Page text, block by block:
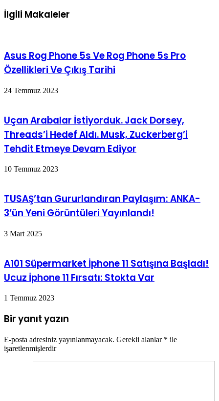
İlgili Makaleler
Asus Rog Phone 5s Ve Rog Phone 5s Pro
Özellikleri Ve Çıkış Tarihi
24 Temmuz 2023
Uçan Arabalar İstiyorduk. Jack Dorsey,
Threads’i Hedef Aldı. Musk, Zuckerberg’i
Tehdit Etmeye Devam Ediyor
10 Temmuz 2023
TUSAŞ’tan Gururlandıran Paylaşım: ANKA-
3’ün Yeni Görüntüleri Yayınlandı!
3 Mart 2025
A101 Süpermarket İphone 11 Satışına Başladı!
Ucuz İphone 11 Fırsatı: Stokta Var
1 Temmuz 2023
Bir yanıt yazın
E-posta adresiniz yayınlanmayacak. Gerekli alanlar * ile
işaretlenmişlerdir